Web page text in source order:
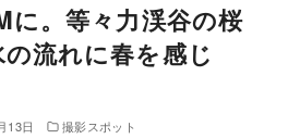
に。等々力渓谷の桜
流れに春を感じ
13日 撮影スポット